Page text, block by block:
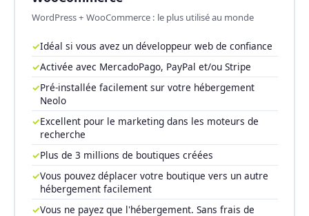
WordPress + WooCommerce : le plus utilisé au monde
✓Idéal si vous avez un développeur web de confiance
✓Activée avec MercadoPago, PayPal et/ou Stripe
✓Pré-installée facilement sur votre hébergement
Neolo
✓Excellent pour le marketing dans les moteurs de
recherche
✓Plus de 3 millions de boutiques créées
✓Vous pouvez déplacer votre boutique vers un autre
hébergement facilement
✓Vous ne payez que l'hébergement. Sans frais de